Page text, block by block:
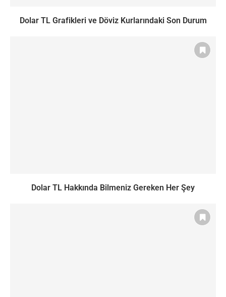
Dolar TL Grafikleri ve Döviz Kurlarındaki Son Durum
Dolar TL Hakkında Bilmeniz Gereken Her Şey